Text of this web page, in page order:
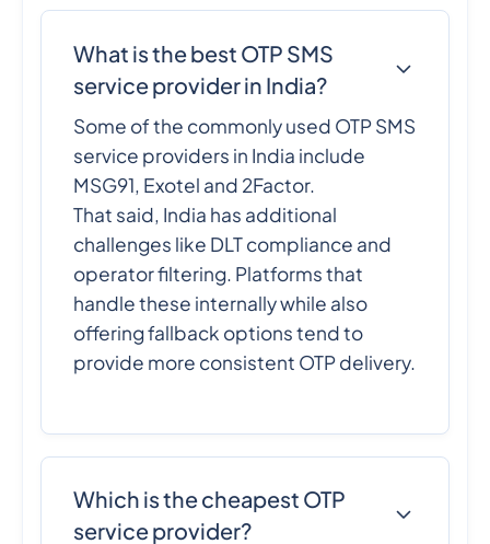
What is the best OTP SMS
service provider in India?
Some of the commonly used OTP SMS
service providers in India include
MSG91, Exotel and 2Factor.
That said, India has additional
challenges like DLT compliance and
operator filtering. Platforms that
handle these internally while also
offering fallback options tend to
provide more consistent OTP delivery.
Which is the cheapest OTP
service provider?